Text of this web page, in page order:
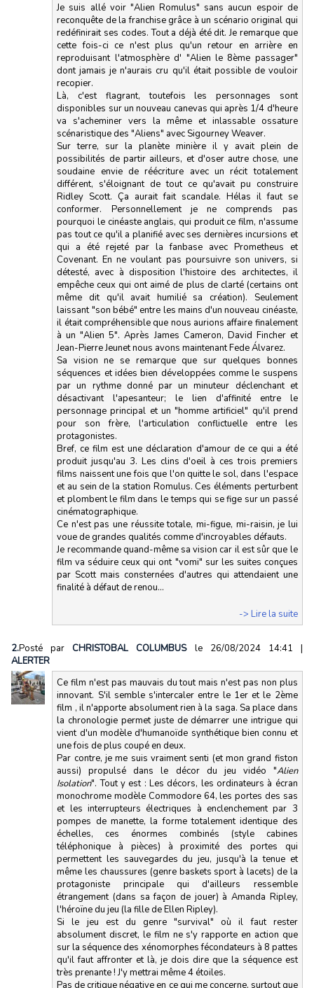
Je suis allé voir "Alien Romulus" sans aucun espoir de
reconquête de la franchise grâce à un scénario original qui
redéfinirait ses codes. Tout a déjà été dit. Je remarque que
cette fois-ci ce n'est plus qu'un retour en arrière en
reproduisant l'atmosphère d' "Alien le 8ème passager"
dont jamais je n'aurais cru qu'il était possible de vouloir
recopier.
Là, c'est flagrant, toutefois les personnages sont
disponibles sur un nouveau canevas qui après 1/4 d'heure
va s'acheminer vers la même et inlassable ossature
scénaristique des "Aliens" avec Sigourney Weaver.
Sur terre, sur la planète minière il y avait plein de
possibilités de partir ailleurs, et d'oser autre chose, une
soudaine envie de réécriture avec un récit totalement
différent, s'éloignant de tout ce qu'avait pu construire
Ridley Scott. Ça aurait fait scandale. Hélas il faut se
conformer. Personnellement je ne comprends pas
pourquoi le cinéaste anglais, qui produit ce film, n'assume
pas tout ce qu'il a planifié avec ses dernières incursions et
qui a été rejeté par la fanbase avec Prometheus et
Covenant. En ne voulant pas poursuivre son univers, si
détesté, avec à disposition l'histoire des architectes, il
empêche ceux qui ont aimé de plus de clarté (certains ont
même dit qu'il avait humilié sa création). Seulement
laissant "son bébé" entre les mains d'un nouveau cinéaste,
il était compréhensible que nous aurions affaire finalement
à un "Alien 5". Après James Cameron, David Fincher et
Jean-Pierre Jeunet nous avons maintenant Fede Álvarez.
Sa vision ne se remarque que sur quelques bonnes
séquences et idées bien développées comme le suspens
par un rythme donné par un minuteur déclenchant et
désactivant l'apesanteur; le lien d'affinité entre le
personnage principal et un "homme artificiel" qu'il prend
pour son frère, l'articulation conflictuelle entre les
protagonistes.
Bref, ce film est une déclaration d'amour de ce qui a été
produit jusqu'au 3. Les clins d'oeil à ces trois premiers
films naissent une fois que l'on quitte le sol, dans l'espace
et au sein de la station Romulus. Ces éléments perturbent
et plombent le film dans le temps qui se fige sur un passé
cinématographique.
Ce n'est pas une réussite totale, mi-figue, mi-raisin, je lui
voue de grandes qualités comme d'incroyables défauts.
Je recommande quand-même sa vision car il est sûr que le
film va séduire ceux qui ont "vomi" sur les suites conçues
par Scott mais consternées d'autres qui attendaient une
finalité à défaut de renou...
-> Lire la suite
2.Posté parCHRISTOBAL COLUMBUS le 26/08/2024 14:41 |
ALERTER
Ce film n'est pas mauvais du tout mais n'est pas non plus
innovant. S'il semble s'intercaler entre le 1er et le 2ème
film , il n'apporte absolument rien à la saga. Sa place dans
la chronologie permet juste de démarrer une intrigue qui
vient d'un modèle d'humanoïde synthétique bien connu et
une fois de plus coupé en deux.
Par contre, je me suis vraiment senti (et mon grand fiston
aussi) propulsé dans le décor du jeu vidéo "Alien
Isolation". Tout y est : Les décors, les ordinateurs à écran
monochrome modèle Commodore 64, les portes des sas
et les interrupteurs électriques à enclenchement par 3
pompes de manette, la forme totalement identique des
échelles, ces énormes combinés (style cabines
téléphonique à pièces) à proximité des portes qui
permettent les sauvegardes du jeu, jusqu'à la tenue et
même les chaussures (genre baskets sport à lacets) de la
protagoniste principale qui d'ailleurs ressemble
étrangement (dans sa façon de jouer) à Amanda Ripley,
l'héroïne du jeu (la fille de Ellen Ripley).
Si le jeu est du genre "survival" où il faut rester
absolument discret, le film ne s'y rapporte en action que
sur la séquence des xénomorphes fécondateurs à 8 pattes
qu'il faut affronter et là, je dois dire que la séquence est
très prenante ! J'y mettrai même 4 étoiles.
Pas de critique négative en ce qui me concerne, surtout que